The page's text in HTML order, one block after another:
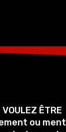
VOULEZ ÊTRE
ou